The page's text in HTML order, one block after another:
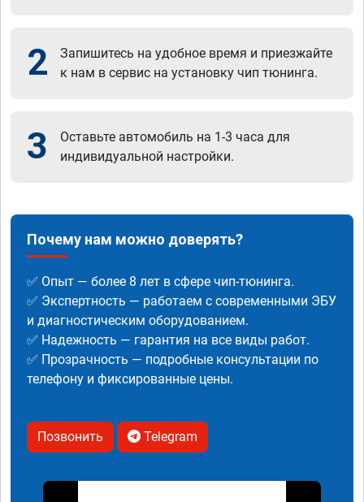
2
Запишитесь на удобное время и приезжайте
к нам в сервис на установку чип тюнинга.
3
Оставьте автомобиль на 1-3 часа для
индивидуальной настройки.
Почему нам можно доверять?
✅ Опыт — более 8 лет в сфере чип-тюнинга.
✅ Экспертность — работаем с современными ЭБУ
и диагностическим оборудованием.
✅ Надежность — гарантия на все виды работ.
✅ Прозрачность — подробные консультации по
телефону и фиксированные цены.
Позвонить Telegram